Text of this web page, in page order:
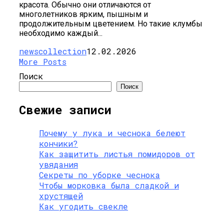
красота. Обычно они отличаются от
многолетников ярким, пышным и
продолжительным цветением. Но такие клумбы
необходимо каждый...
newscollection12.02.2026
More Posts
Поиск
Поиск
Свежие записи
Почему у лука и чеснока белеют
кончики?
Как защитить листья помидоров от
увядания
Секреты по уборке чеснока
Чтобы морковка была сладкой и
хрустящей
Как угодить свекле